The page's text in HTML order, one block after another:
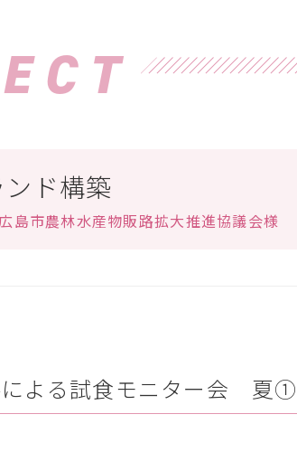
ド構築
島市農林水産物販路拡大推進協議会様
による試食モニター会 夏①